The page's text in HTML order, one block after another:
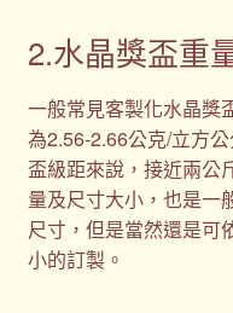
2.水晶獎盃重
一般常見客製化水晶獎
為2.56-2.66公克/立方
盃級距來說，接近兩公
量及尺寸大小，也是一
尺寸，但是當然還是可
小的訂製。